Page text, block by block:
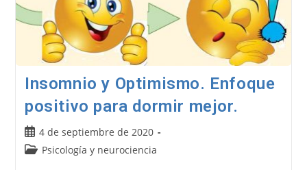
Insomnio y Optimismo. Enfoque
positivo para dormir mejor.
Publicación
de
4 de septiembre de 2020
Categoría
Psicología y neurociencia